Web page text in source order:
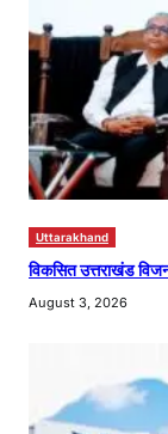
Uttarakhand
विकसित उत्तराखंड
August 3, 2026